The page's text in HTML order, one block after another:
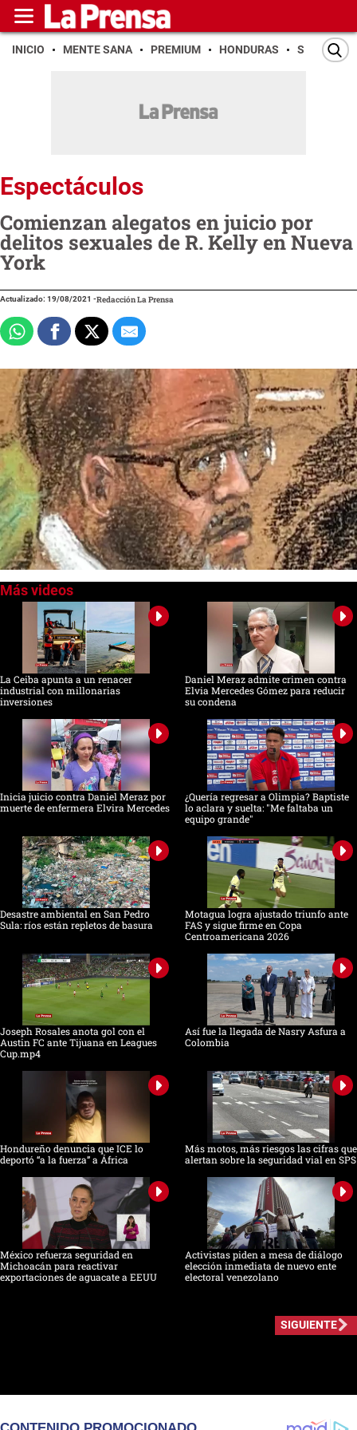
INICIO MENTE SANA PREMIUM HONDURAS SAN PEDRO
Espectáculos
Comienzan alegatos en juicio por
delitos sexuales de R. Kelly en Nueva
York
Actualizado: 19/08/2021 -Redacción La Prensa
of
minutes,
seconds
La Ceiba apunta a un renacer
industrial con millonarias
inversiones
Daniel Meraz admite crimen contra
Elvia Mercedes Gómez para reducir
su condena
Inicia juicio contra Daniel Meraz por
muerte de enfermera Elvira Mercedes
¿Quería regresar a Olimpia? Baptiste
lo aclara y suelta: "Me faltaba un
equipo grande"
Desastre ambiental en San Pedro
Sula: ríos están repletos de basura
Motagua logra ajustado triunfo ante
FAS y sigue firme en Copa
Centroamericana 2026
Joseph Rosales anota gol con el
Austin FC ante Tijuana en Leagues
Cup.mp4
Así fue la llegada de Nasry Asfura a
Colombia
Hondureño denuncia que ICE lo
deportó “a la fuerza” a África
Más motos, más riesgos las cifras que
alertan sobre la seguridad vial en SPS
México refuerza seguridad en
Michoacán para reactivar
exportaciones de aguacate a EEUU
Activistas piden a mesa de diálogo
elección inmediata de nuevo ente
electoral venezolano
SIGUIENTE